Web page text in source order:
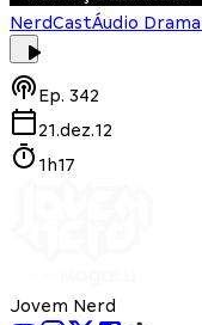
NerdCastÁudio
Ep. 342
21.dez.12
1h17
Jovem Nerd